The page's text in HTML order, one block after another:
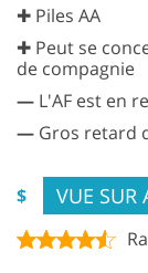
✚ Piles AA
✚ Peut se
de compagnie
— L'AF est en
— Gros retard
$ VUE SUR